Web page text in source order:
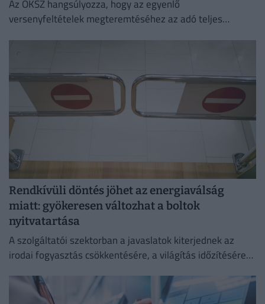
Az OKSZ hangsúlyozza, hogy az egyenlő
versenyfeltételek megteremtéséhez az adó teljes
Rendkívüli döntés jöhet az energiaválság
miatt: gyökeresen változhat a boltok
nyitvatartása
A szolgáltatói szektorban a javaslatok kiterjednek az
irodai fogyasztás csökkentésére, a világítás időzítésére